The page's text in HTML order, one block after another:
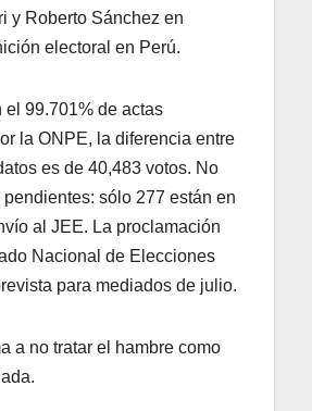
y Roberto Sánchez en
electoral en Perú.
el 99.701% de actas
la ONPE, la diferencia entre
es de 40,483 votos. No
sólo 277 están en
al JEE. La proclamación
Nacional de Elecciones
para mediados de julio.
a no tratar el hambre como